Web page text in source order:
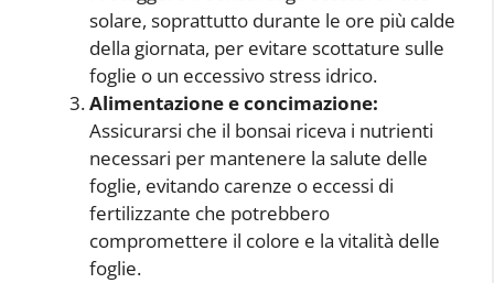
solare, soprattutto durante le ore più calde
della giornata, per evitare scottature sulle
foglie o un eccessivo stress idrico.
Alimentazione e concimazione:
Assicurarsi che il bonsai riceva i nutrienti
necessari per mantenere la salute delle
foglie, evitando carenze o eccessi di
fertilizzante che potrebbero
compromettere il colore e la vitalità delle
foglie.